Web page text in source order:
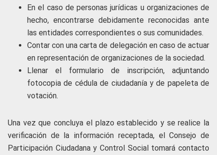
En el caso de personas jurídicas u organizaciones de
hecho, encontrarse debidamente reconocidas ante
las entidades correspondientes o sus comunidades.
Contar con una carta de delegación en caso de actuar
en representación de organizaciones de la sociedad.
Llenar el formulario de inscripción, adjuntando
fotocopia de cédula de ciudadanía y de papeleta de
votación.
Una vez que concluya el plazo establecido y se realice la
verificación de la información receptada, el Consejo de
Participación Ciudadana y Control Social tomará contacto